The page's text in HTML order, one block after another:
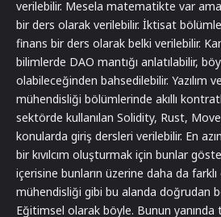
verilebilir. Mesela matematikte var
bir ders olarak verilebilir. İktisat
finans bir ders olarak belki verilebilir.
bilimlerde DAO mantığı anlatılabilir,
olabileceğinden bahsedilebilir. Yazılım
mühendisliği bölümlerinde akıllı
sektörde kullanılan Solidity, Rust,
konularda giriş dersleri verilebilir. En
bir kıvılcım oluşturmak için bunlar
içerisine bunların üzerine daha da
mühendisliği gibi bu alanda doğrudan
Eğitimsel olarak böyle. Bunun yanında